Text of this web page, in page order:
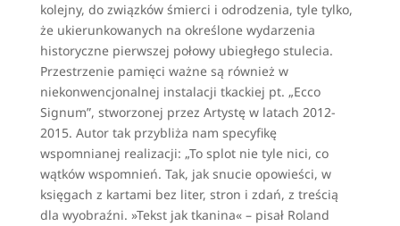
kolejny, do związków śmierci i odrodzenia, tyle tylko,
że ukierunkowanych na określone wydarzenia
historyczne pierwszej połowy ubiegłego stulecia.
Przestrzenie pamięci ważne są również w
niekonwencjonalnej instalacji tkackiej pt. „Ecco
Signum”, stworzonej przez Artystę w latach 2012-
2015. Autor tak przybliża nam specyfikę
wspomnianej realizacji: „To splot nie tyle nici, co
wątków wspomnień. Tak, jak snucie opowieści, w
księgach z kartami bez liter, stron i zdań, z treścią
dla wyobraźni. »Tekst jak tkanina« – pisał Roland